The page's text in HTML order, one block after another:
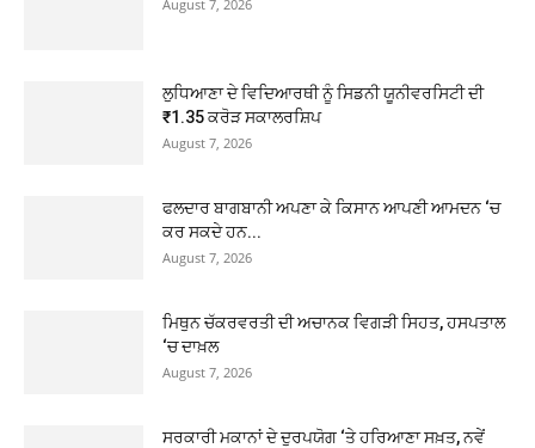
August 7, 2026
ਲੁਧਿਆਣਾ ਦੇ ਵਿਦਿਆਰਥੀ ਨੂੰ ਸਿਡਨੀ ਯੂਨੀਵਰਸਿਟੀ ਦੀ
₹1.35 ਕਰੋੜ ਸਕਾਲਰਸ਼ਿਪ
August 7, 2026
ਫਲਦਾਰ ਬਾਗਬਾਨੀ ਅਪਣਾ ਕੇ ਕਿਸਾਨ ਆਪਣੀ ਆਮਦਨ ‘ਚ
ਕਰ ਸਕਦੇ ਹਨ...
August 7, 2026
ਮਿਥੁਨ ਚੱਕਰਵਰਤੀ ਦੀ ਅਚਾਨਕ ਵਿਗੜੀ ਸਿਹਤ, ਹਸਪਤਾਲ
‘ਚ ਦਾਖ਼ਲ
August 7, 2026
ਸਰਕਾਰੀ ਮਕਾਨਾਂ ਦੇ ਦੁਰਪਯੋਗ ‘ਤੇ ਹਰਿਆਣਾ ਸਖ਼ਤ, ਨਵੇਂ